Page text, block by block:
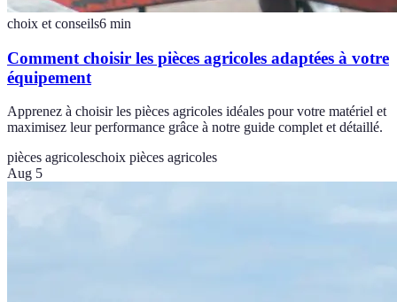
choix et conseils6 min
Comment choisir les pièces agricoles adaptées à votre
équipement
Apprenez à choisir les pièces agricoles idéales pour votre matériel et
maximisez leur performance grâce à notre guide complet et détaillé.
pièces agricoleschoix pièces agricoles
Aug 5